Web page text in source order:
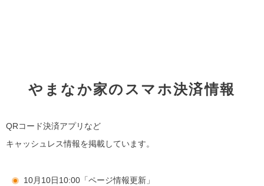
やまなか家のスマホ決済情報
QRコード決済アプリなど
キャッシュレス情報を掲載しています。
10月10日10:00「ページ情報更新」